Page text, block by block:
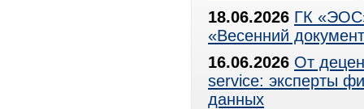
18.06.2026 ГК
«Весенний
16.06.2026 От
service: эксперты
данных